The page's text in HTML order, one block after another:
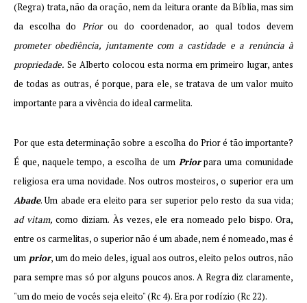
(Regra) trata, não da oração, nem da leitura orante da Bíblia, mas sim
da escolha do Priorou do coordenador, ao qual todos devem
prometer obediência, juntamente com a castidade e a renúncia à
propriedade. Se Alberto colocou esta norma em primeiro lugar, antes
de todas as outras, é porque, para ele, se tratava de um valor muito
importante para a vivência do ideal carmelita.
Por que esta determinação sobre a escolha do Prior é tão importante?
É que, naquele tempo, a escolha de um Priorpara uma comunidade
religiosa era uma novidade. Nos outros mosteiros, o superior era um
Abade. Um abade era eleito para ser superior pelo resto da sua vida;
ad vitam, como diziam. Às vezes, ele era nomeado pelo bispo. Ora,
entre os carmelitas, o superior não é um abade, nem é nomeado, mas é
um prior, um do meio deles, igual aos outros, eleito pelos outros, não
para sempre mas só por alguns poucos anos. A Regra diz claramente,
"um do meio de vocês seja eleito" (Rc 4). Era por rodízio (Rc 22).